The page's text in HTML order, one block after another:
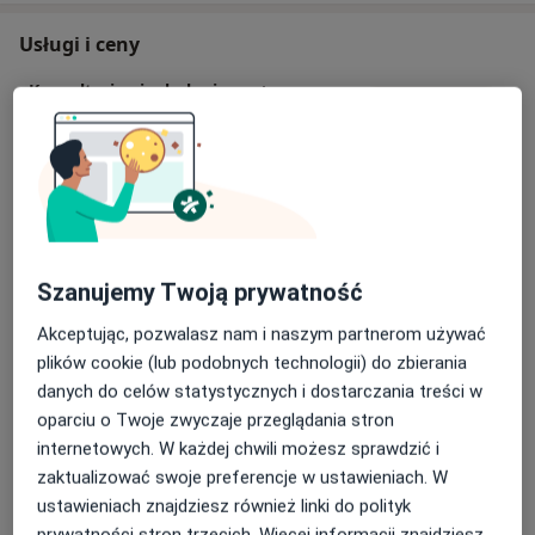
Usługi i ceny
Konsultacja ginekologiczna +
cytologia
420 zł Szczegóły
Konsultacja ginekologiczna + USG +
cytologia
Usg prenatalne III trymestru
450 zł Szczegóły Umów wizytę
Usg prenatalne II trymestru
450 zł Szczegóły Umów wizytę
USG prenatalne I trymestr
Szanujemy Twoją prywatność
Akceptując, pozwalasz nam i naszym partnerom używać
plików cookie (lub podobnych technologii) do zbierania
danych do celów statystycznych i dostarczania treści w
oparciu o Twoje zwyczaje przeglądania stron
internetowych. W każdej chwili możesz sprawdzić i
zaktualizować swoje preferencje w ustawieniach. W
ustawieniach znajdziesz również linki do polityk